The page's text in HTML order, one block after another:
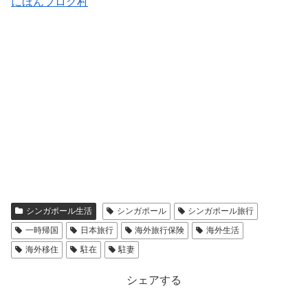
シンガポール生活 シンガポール
シンガポール旅行
一時帰国
日本旅行 海外旅行保険
海外生活
海外移住
駐在 駐妻
シェアする